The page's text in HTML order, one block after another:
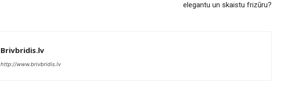
elegantu un skaistu frizūru?
Brivbridis.lv
http://www.brivbridis.lv